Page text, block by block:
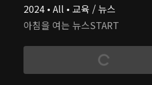
2024 • All • 교육 / 뉴스
아침을 여는 뉴스START